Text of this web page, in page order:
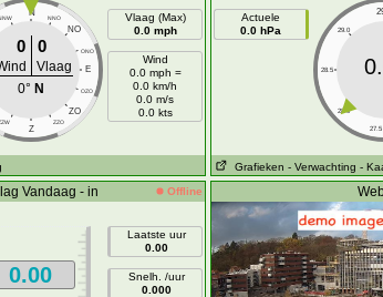
N NNO
NO
ONO
E
OZO
ZO
ZZO
Z
0 0
Vlaag
0° N
Vlaag (Max)
0.0 mph
Wind
0.0 mph =
0.0 km/h
0.0 m/s
0.0 kts
Actuele
0.0 hPa
29.0
28.5
28.0
27.5
Grafieken - Verwachting -
Vandaag - in Offline
0.00
Laatste uur
0.00
Snelh. /uur
0.000